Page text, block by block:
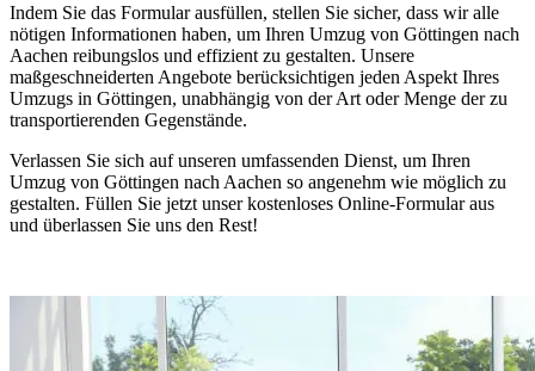
Indem Sie das Formular ausfüllen, stellen Sie sicher, dass wir alle
nötigen Informationen haben, um Ihren Umzug von Göttingen nach
Aachen reibungslos und effizient zu gestalten. Unsere
maßgeschneiderten Angebote berücksichtigen jeden Aspekt Ihres
Umzugs in Göttingen, unabhängig von der Art oder Menge der zu
transportierenden Gegenstände.
Verlassen Sie sich auf unseren umfassenden Dienst, um Ihren
Umzug von Göttingen nach Aachen so angenehm wie möglich zu
gestalten. Füllen Sie jetzt unser kostenloses Online-Formular aus
und überlassen Sie uns den Rest!